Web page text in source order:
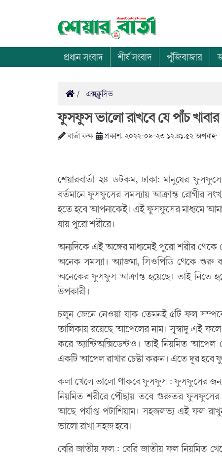
প্রধান সংবাদ শীর্ষ সংবাদ পুঁজিবাজার
এক্সক্লুসিভ
ফুসফুস ভালো রাখবে যে পাঁচ খাবার
বার্তা কক্ষ প্রকাশ: ২০২২-০৯-২৩ ১২:৪১:৫২ অপরাহ্ন
শেয়ারবার্তা ২৪ ডটকম, ঢাকা: মানুষের
বর্তমানে ফুসফুসের সমস্যায় আক্রান্ত রোগীর
হতে হবে আপনাকেই। এই ফুসফুসের মাধ্যমে
যায় পুরো শরীরে।
অন্যদিকে এই অঙ্গের মাধ্যমেই পুরো শরীর থেকে
অনেক সমস্যা। অ্যাজমা, সিওপিডি থেকে শুরু
অনেকের ফুসফুস আক্রান্ত হয়েছে। তাই নিতে
উপকারী।
চলুন জেনে নেওয়া যাক তেমনই ৫টি ফল
তালিকায় রয়েছে আপেলের নাম। সুস্বাদু এই ফলে
করে অ্যান্টিঅক্সিডেন্টও। তাই নিয়মিত
একটি আপেল রাখার চেষ্টা করুন। এতে দূর
কলা খেলে ভালো থাকবে ফুসফুস : ফুসফুসের জন্য
নিয়মিত শরীরে পৌঁছায় তবে গুরুতর ফুসফুসের
আছে পর্যাপ্ত পটাশিয়াম। সহজলভ্য এই ফল
ভালো রাখা সহজ হবে।
বেরি জাতীয় ফল : বেরি জাতীয় ফল নিয়মিত